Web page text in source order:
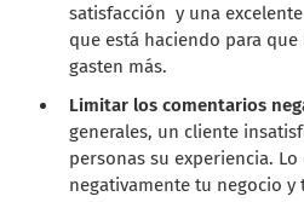
satisfacción y una
que está haciendo para
gasten más.
Limitar los comentarios
generales, un cliente
personas su experiencia. Lo
negativamente tu negocio